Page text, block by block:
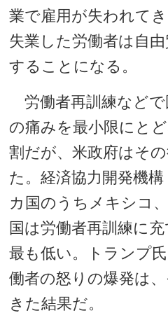
業で雇用が失われて
失業した労働者は自
することになる。
労働者再訓練などで
の痛みを最小限にと
割だが、米政府はそ
た。経済協力開発機
カ国のうちメキシコ
国は労働者再訓練に
最も低い。トランプ
働者の怒りの爆発は
きた結果だ。